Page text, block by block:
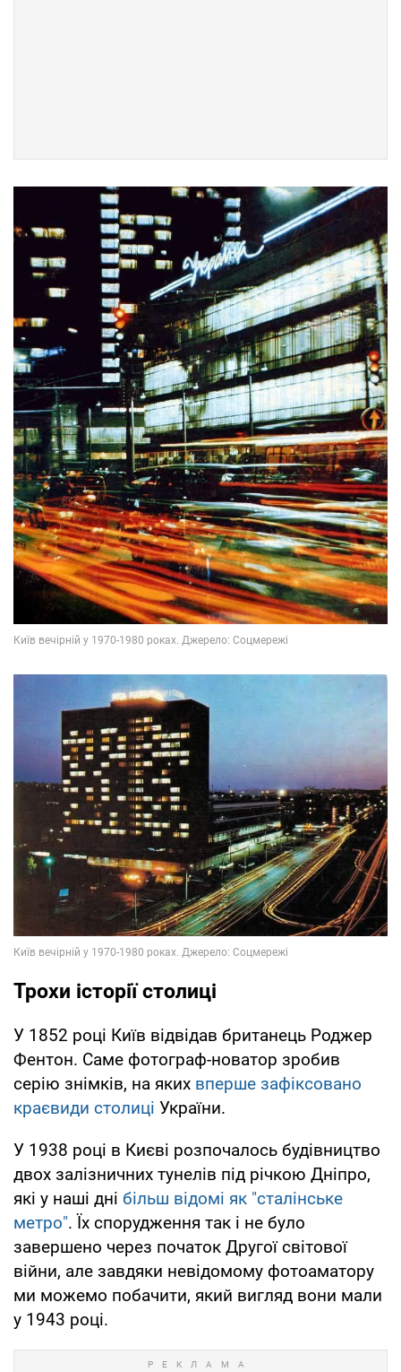
Трохи історії столиці
У 1852 році Київ відвідав британець Роджер
Фентон. Саме фотограф-новатор зробив
серію знімків, на яких вперше зафіксовано
краєвиди столиці України.
У 1938 році в Києві розпочалось будівництво
двох залізничних тунелів під річкою Дніпро,
які у наші дні більш відомі як "сталінське
метро". Їх спорудження так і не було
завершено через початок Другої світової
війни, але завдяки невідомому фотоаматору
ми можемо побачити, який вигляд вони мали
у 1943 році.